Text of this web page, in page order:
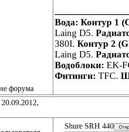
Вода: Контур 1
Laing D5.
380I. Контур 2
Laing D5.
Водоблоки: EK-
Фитинги: TFC.
20.09.2012,
Shure SRH 440